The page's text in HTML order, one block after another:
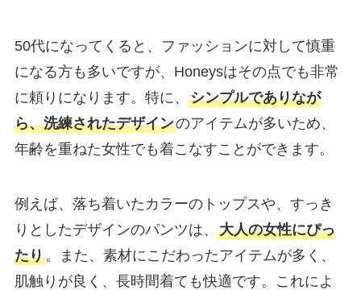
50代になってくると、ファッションに対して慎重
になる方も多いですが、Honeysはその点でも非常
に頼りになります。特に、 シンプルでありなが
ら、洗練されたデザインのアイテムが多いため、
年齢を重ねた女性でも着こなすことができます。
例えば、落ち着いたカラーのトップスや、すっき
りとしたデザインのパンツは、 大人の女性にぴっ
たり。また、素材にこだわったアイテムが多く、
肌触りが良く、長時間着ても快適です。これによ